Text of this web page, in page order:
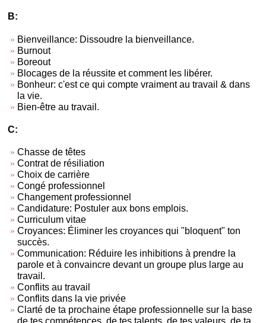
B:
Bienveillance: Dissoudre la bienveillance.
Burnout
Boreout
Blocages de la réussite et comment les libérer.
Bonheur: c'est ce qui compte vraiment au travail & dans
la vie.
Bien-être au travail.
C:
Chasse de têtes
Contrat de résiliation
Choix de carrière
Congé professionnel
Changement professionnel
Candidature: Postuler aux bons emplois.
Curriculum vitae
Croyances: Éliminer les croyances qui "bloquent" ton
succès.
Communication: Réduire les inhibitions à prendre la
parole et à convaincre devant un groupe plus large au
travail.
Conflits au travail
Conflits dans la vie privée
Clarté de ta prochaine étape professionnelle sur la base
de tes compétences, de tes talents, de tes valeurs, de ta